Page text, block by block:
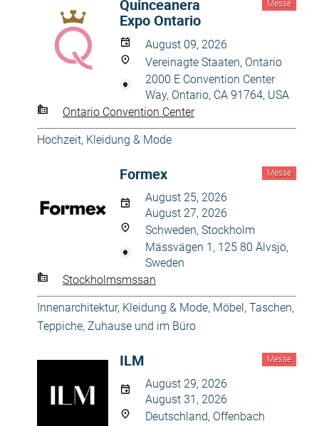
Messe
Quinceanera
Expo Ontario
August 09, 2026
Vereinagte Staaten, Ontario
2000 E Convention Center
Way, Ontario, CA 91764, USA
Ontario Convention Center
Hochzeit, Kleidung & Mode
Messe
Formex
August 25, 2026
August 27, 2026
Schweden, Stockholm
Mässvägen 1, 125 80 Älvsjö,
Sweden
Stockholmsmssan
Innenarchitektur, Kleidung & Mode, Möbel, Taschen,
Teppiche, Zuhause und im Büro
Messe
ILM
August 29, 2026
August 31, 2026
Deutschland, Offenbach